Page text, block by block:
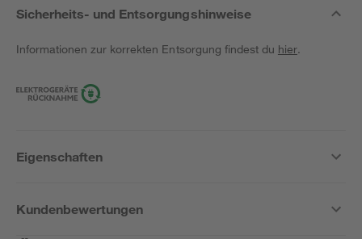
Sicherheits- und Entsorgungshinweise
Informationen zur korrekten Entsorgung findest du hier.
Eigenschaften
Kundenbewertungen